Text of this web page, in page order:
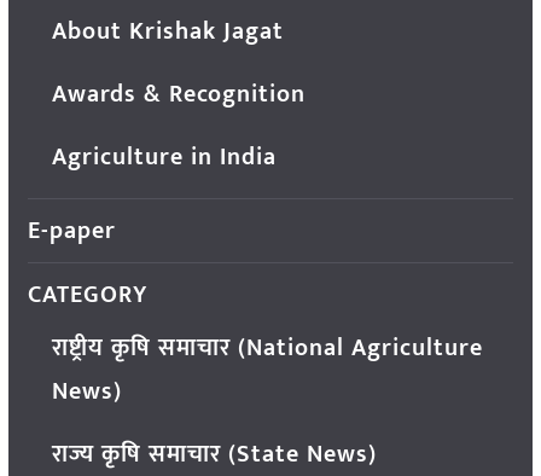
About Krishak Jagat
Awards & Recognition
Agriculture in India
E-paper
CATEGORY
राष्ट्रीय कृषि समाचार (National Agriculture
News)
राज्य कृषि समाचार (State News)